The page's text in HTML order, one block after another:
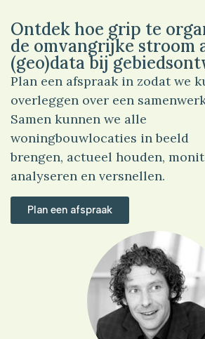
Ontdek hoe grip te
de omvangrijke stroom
(geo)data bij
Plan een afspraak in zodat we
overleggen over een
Samen kunnen we alle
woningbouwlocaties in beeld
brengen, actueel houden,
analyseren en versnellen.
Plan een afspraak